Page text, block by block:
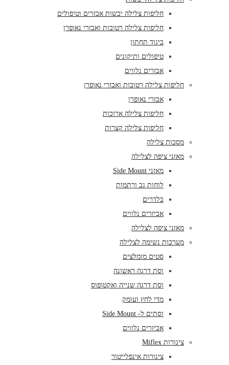
חליפות צלילה יבשות אבזרים וטיפולים
חליפות צלילה רטובות ואבזרי נאופרן
ביגוד תחתון
טיפולים ותיקונים
אבזרים נלווים
חליפות צלילה רטובות ואבזרי נאופרן
אבזרי נאופרן
חליפות צלילה ארוכות
חליפות צלילה קצרות
מסכות צלילה
מאזני ציפה לצלילה
מאזני Side Mount
לוחות גב ורתמות
בלדרים
אביזרים נלווים
מאזני ציפה לצלילה
מערכות נשימה לצלילה
סטים מומלצים
וסת דרגה ראשונה
וסת דרגה שנייה ואקטופוס
מדי לחץ ועומק
וסתים ל- Side Mount
אביזרים נלווים
צינורות Miflex
צינורות אינפלייטור